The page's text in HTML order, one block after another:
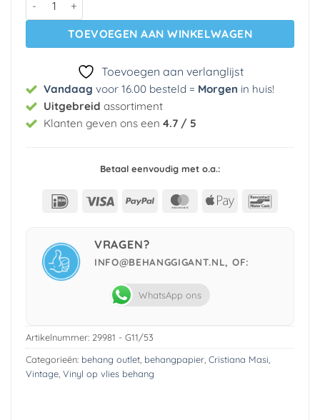
TOEVOEGEN AAN WINKELWAGEN
Toevoegen aan verlanglijst
Vandaag voor 16.00 besteld = Morgen in huis!
Uitgebreid assortiment
Klanten geven ons een 4.7 / 5
Betaal eenvoudig met o.a.:
IDeal Visa PayPal MasterCard
Apple
VRAGEN?
INFO@BEHANGGIGANT.NL, OF:
WhatsApp ons
Artikelnummer: 29981 - G11/53
Categorieën: behang outlet, behangpapier, Cristiana Masi
Vintage, Vinyl op vlies behang